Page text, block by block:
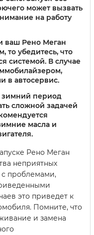
может вызвать
на работу
ваш Рено Меган
то убедитесь, что
системой. В случае
в автосервис.
зимний период
сложной задачей
масла и
Рено Меган
неприятных
с проблемами,
это приведет к
Помните, что
и замена